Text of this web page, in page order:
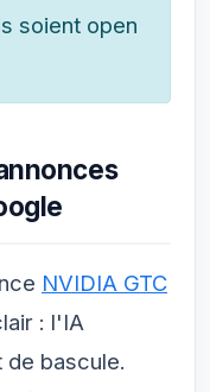
soient open
NVIDIA GTC
: l'IA
de bascule.